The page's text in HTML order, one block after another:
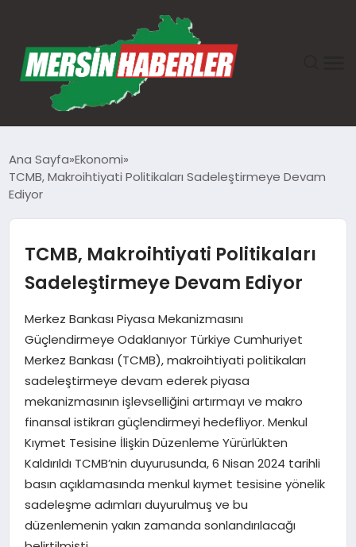
GÜNDEM
TEKNOLOJI
SPOR
YAŞAM
EĞITIM
Ana Sayfa Ekonomi
TCMB, Makroihtiyati Politikaları Sadeleştirmeye Devam
Ediyor
TCMB, Makroihtiyati Politikaları
Sadeleştirmeye Devam Ediyor
Merkez Bankası Piyasa Mekanizmasını
Güçlendirmeye Odaklanıyor Türkiye Cumhuriyet
Merkez Bankası (TCMB), makroihtiyati politikaları
sadeleştirmeye devam ederek piyasa
mekanizmasının işlevselliğini artırmayı ve makro
finansal istikrarı güçlendirmeyi hedefliyor. Menkul
Kıymet Tesisine İlişkin Düzenleme Yürürlükten
Kaldırıldı TCMB’nin duyurusunda, 6 Nisan 2024 tarihli
basın açıklamasında menkul kıymet tesisine yönelik
sadeleşme adımları duyurulmuş ve bu
düzenlemenin yakın zamanda sonlandırılacağı